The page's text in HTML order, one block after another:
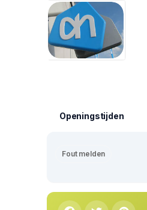
Openingstijden
Fout melden